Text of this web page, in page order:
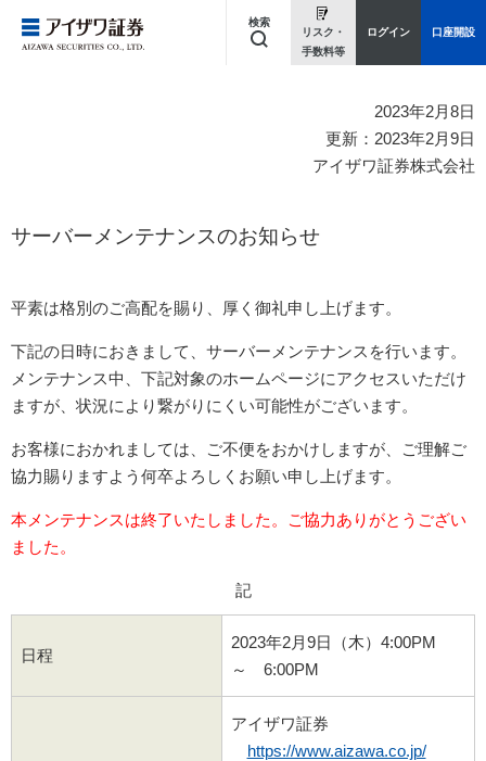
検索
リスク・
手数料等
ログイン 口座開設
2023年2月8日
更新：2023年2月9日
アイザワ証券株式会社
サーバーメンテナンスのお知らせ
平素は格別のご高配を賜り、厚く御礼申し上げます。
下記の日時におきまして、サーバーメンテナンスを行います。
メンテナンス中、下記対象のホームページにアクセスいただけ
ますが、状況により繋がりにくい可能性がございます。
お客様におかれましては、ご不便をおかけしますが、ご理解ご
協力賜りますよう何卒よろしくお願い申し上げます。
本メンテナンスは終了いたしました。ご協力ありがとうござい
ました。
記
日程
2023年2月9日（木）4:00PM
～ 6:00PM
アイザワ証券
https://www.aizawa.co.jp/